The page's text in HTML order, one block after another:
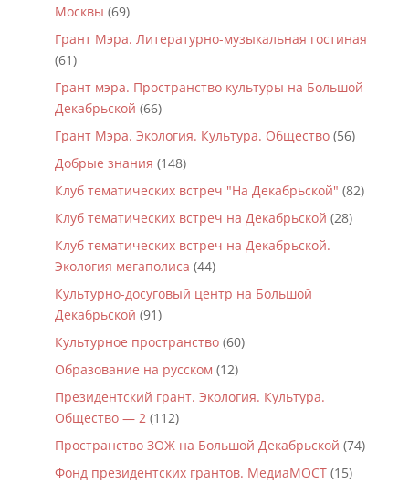
Москвы (69)
Грант Мэра. Литературно-музыкальная гостиная
(61)
Грант мэра. Пространство культуры на Большой
Декабрьской (66)
Грант Мэра. Экология. Культура. Общество(56)
Добрые знания (148)
Клуб тематических встреч "На Декабрьской" (82)
Клуб тематических встреч на Декабрьской (28)
Клуб тематических встреч на Декабрьской.
Экология мегаполиса (44)
Культурно-досуговый центр на Большой
Декабрьской (91)
Культурное пространство(60)
Образование на русском (12)
Президентский грант. Экология. Культура.
Общество — 2(112)
Пространство ЗОЖ на Большой Декабрьской (74)
Фонд президентских грантов. МедиаМОСТ(15)